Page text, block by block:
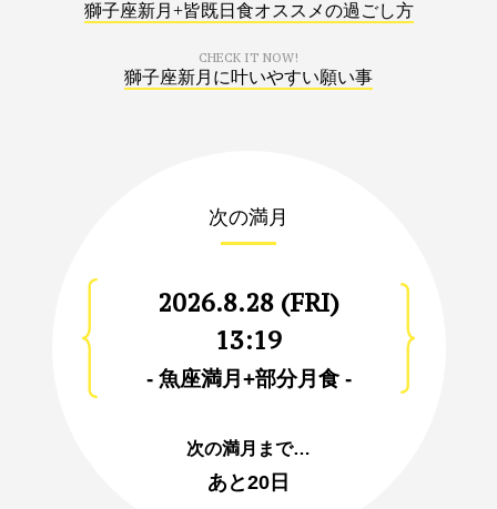
獅子座新月+皆既日食オススメの過ごし方
CHECK IT NOW!
獅子座新月に叶いやすい願い事
次の満月
2026.8.28 (FRI)
13:19
- 魚座満月+部分月食 -
次の満月まで…
あと20日